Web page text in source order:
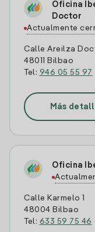
Oficina
Doctor
Actualmente
Calle Areilza
48011 Bilbao
Tel: 946 05 55 97
Más
Oficina
Calle Karmelo 1
48004 Bilbao
Tel: 633 59 75 46